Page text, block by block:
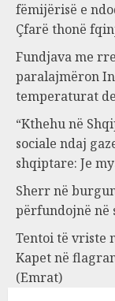
fëmijërisë e
Çfarë thonë
Fundjava me
paralajmëron
temperaturat
“Kthehu në
sociale ndaj
shqiptare: Je
Sherr në
përfundojnë në
Tentoi të vriste
Kapet në
(Emrat)